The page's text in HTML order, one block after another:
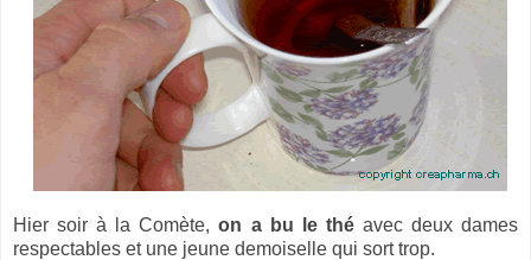
Hier soir à la Comète,on a bu le théavec deux dames
respectables et une jeune demoiselle qui sort trop.